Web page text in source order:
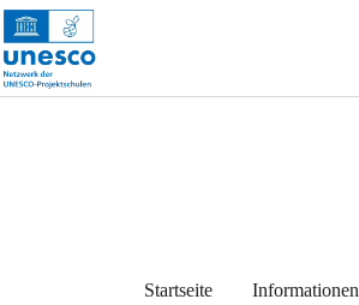
Zum
Inhalt
springen
Startseite Informationen